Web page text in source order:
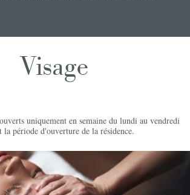
Visage
uniquement en semaine du lundi au vendredi
la période d'ouverture de la résidence.